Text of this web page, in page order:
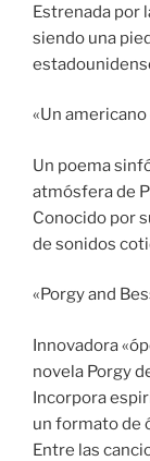
Estrenada por
siendo una
«Un americano
Un poema
atmósfera de
Conocido por
de sonidos
«Porgy and
Innovadora
novela Porgy
Incorpora
un formato de
Entre las